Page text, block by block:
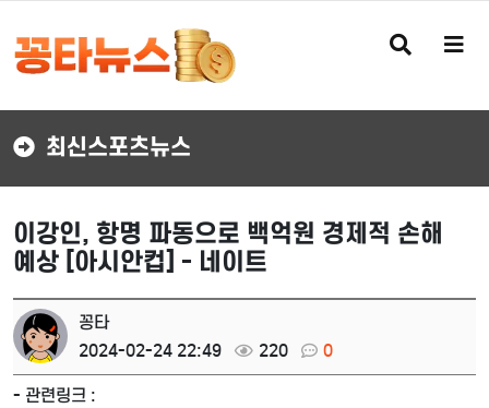
검
색
튼
메
튼
최신스포츠뉴스
이강인, 항명 파동으로 백억원 경제적 손해
예상 [아시안컵] - 네이트
꽁타
2024-02-24 22:49
220 0
- 관련링크 :